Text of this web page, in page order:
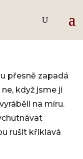
jilm
přesně zapadá
když jsme ji
na míru.
rušit křiklavá